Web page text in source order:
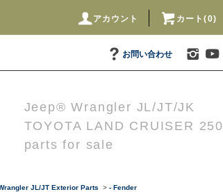
アカウント カート(0)
お問い合わせ
Jeep® Wrangler JL/JT/JK
TOYOTA LAND CRUISER 250
parts for sale
JL/JT Exterior Parts > - Fender